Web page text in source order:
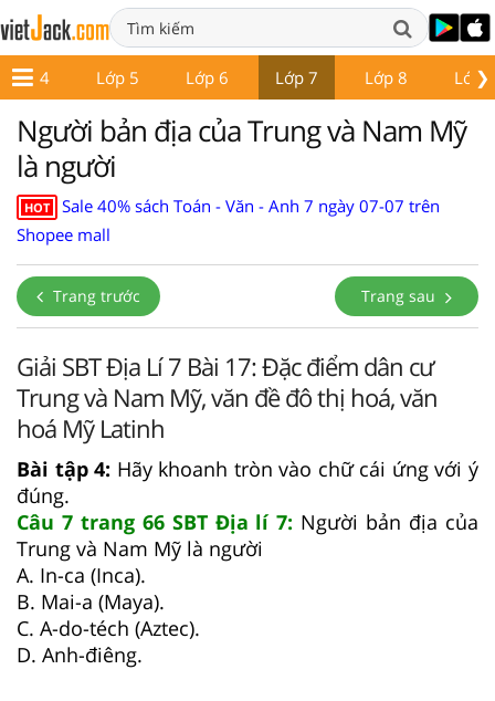
❯
Lớp 4 Lớp 5 Lớp 6 Lớp 7 Lớp 8 Lớp
Người bản địa của Trung và Nam Mỹ
là người
HOT
Sale 40% sách Toán - Văn - Anh 7 ngày 07-07 trên
Shopee mall
Trang trước Trang sau
Giải SBT Địa Lí 7 Bài 17: Đặc điểm dân cư
Trung và Nam Mỹ, văn đề đô thị hoá, văn
hoá Mỹ Latinh
Bài tập 4: Hãy khoanh tròn vào chữ cái ứng với ý
đúng.
Câu 7 trang 66 SBT Địa lí 7: Người bản địa của
Trung và Nam Mỹ là người
A. In-ca (Inca).
B. Mai-a (Maya).
C. A-do-téch (Aztec).
D. Anh-điêng.